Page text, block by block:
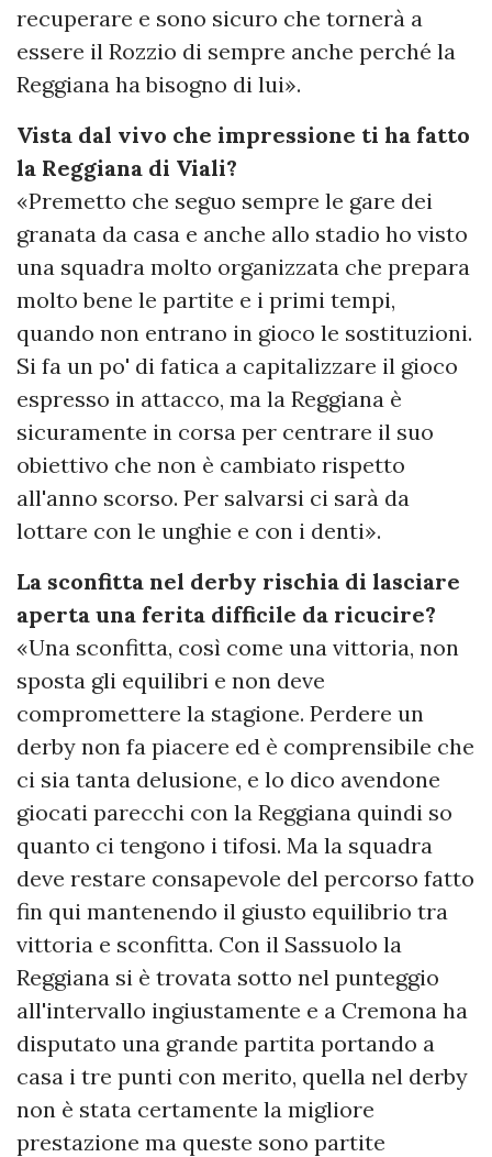
recuperare e sono sicuro che tornerà a
essere il Rozzio di sempre anche perché la
Reggiana ha bisogno di lui».
Vista dal vivo che impressione ti ha fatto
la Reggiana di Viali?
«Premetto che seguo sempre le gare dei
granata da casa e anche allo stadio ho visto
una squadra molto organizzata che prepara
molto bene le partite e i primi tempi,
quando non entrano in gioco le sostituzioni.
Si fa un po' di fatica a capitalizzare il gioco
espresso in attacco, ma la Reggiana è
sicuramente in corsa per centrare il suo
obiettivo che non è cambiato rispetto
all'anno scorso. Per salvarsi ci sarà da
lottare con le unghie e con i denti».
La sconfitta nel derby rischia di lasciare
aperta una ferita difficile da ricucire?
«Una sconfitta, così come una vittoria, non
sposta gli equilibri e non deve
compromettere la stagione. Perdere un
derby non fa piacere ed è comprensibile che
ci sia tanta delusione, e lo dico avendone
giocati parecchi con la Reggiana quindi so
quanto ci tengono i tifosi. Ma la squadra
deve restare consapevole del percorso fatto
fin qui mantenendo il giusto equilibrio tra
vittoria e sconfitta. Con il Sassuolo la
Reggiana si è trovata sotto nel punteggio
all'intervallo ingiustamente e a Cremona ha
disputato una grande partita portando a
casa i tre punti con merito, quella nel derby
non è stata certamente la migliore
prestazione ma queste sono partite